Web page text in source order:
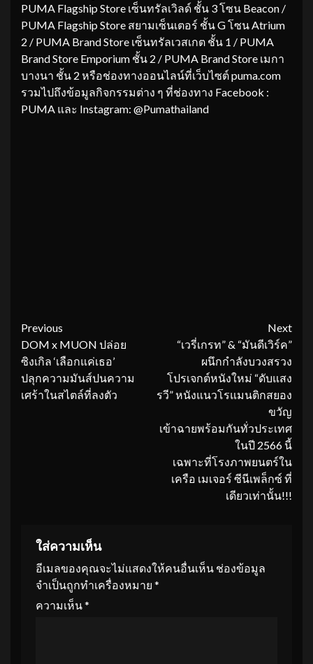
PUMA Flagship Store เซ็นทรัลเวิลด์ ชั้น 3 โซน Beacon /
PUMA Flagship Store สยามเซ็นเตอร์ ชั้น G โซน Atrium
2 / PUMA Brand Store เซ็นทรัลเวสเกต ชั้น 1 / PUMA
Brand Store Emporium ชั้น 2 / PUMA Brand Store เมกา
บางนา ชั้น 2 หรือช่องทางออนไลน์ที่เว็บไซต์ puma.com
รวมไปถึงข้อมูลกิจกรรมต่าง ๆ ที่ช่องทาง Facebook :
PUMA และ Instagram: @Pumathailand
Continue
Reading
Previous
DOM x MUON ปล่อย
ซิงเกิล ‘เลือกแค่เธอ’
ปลุกความมันส์ปนความ
เศร้าในสไตล์ที่ลงตัว
Next
“เวรี่เกรท” & “มันดีเวิร์ค”
ผนึกกำลังบวงสรวง
โปรเจกต์หนังใหม่ “ดับแสง
รวี” หนังแนวโรแมนติกสยอง
ขวัญ
เข้าฉายพร้อมกันทั่วประเทศ
ในปี 2566 นี้
เฉพาะที่โรงภาพยนตร์ใน
เครือ เมเจอร์ ซีนีเพล็กซ์ ที่
เดียวเท่านั้น!!!
ใส่ความเห็น
อีเมลของคุณจะไม่แสดงให้คนอื่นเห็น ช่องข้อมูล
จำเป็นถูกทำเครื่องหมาย *
ความเห็น*